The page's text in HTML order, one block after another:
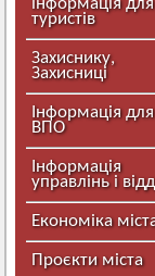
інформація для
туристів
Захиснику,
Захисниці
Інформація для
ВПО
Інформація
управлінь і
Економіка
Проєкти міста